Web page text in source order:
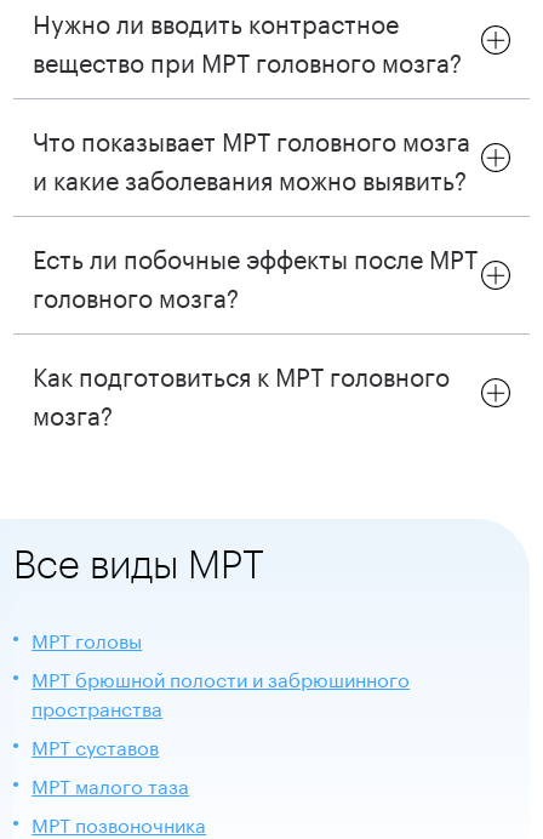
Нужно ли вводить контрастное
вещество при МРТ головного мозга?
Что показывает МРТ головного мозга
и какие заболевания можно выявить?
Есть ли побочные эффекты после МРТ
головного мозга?
Как подготовиться к МРТ головного
мозга?
Все виды МРТ
МРТ головы
МРТ брюшной полости и забрюшинного
пространства
МРТ суставов
МРТ малого таза
МРТ позвоночника